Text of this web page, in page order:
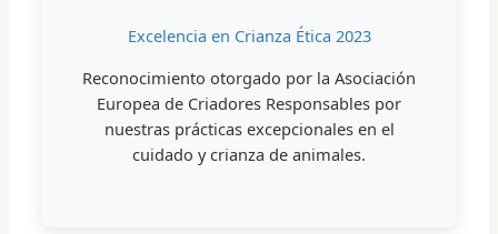
Excelencia en Crianza Ética 2023
Reconocimiento otorgado por la Asociación
Europea de Criadores Responsables por
nuestras prácticas excepcionales en el
cuidado y crianza de animales.